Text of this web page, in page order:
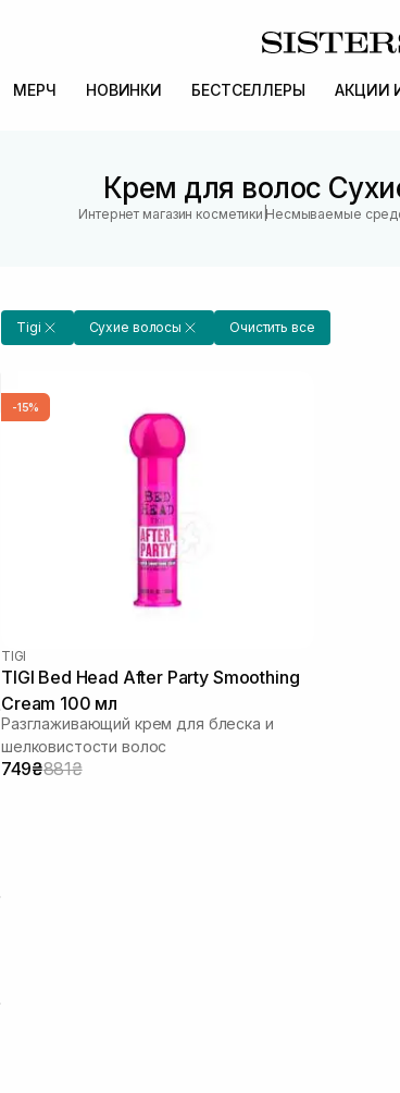
МЕРЧ НОВИНКИ БЕСТСЕЛЛЕРЫ АКЦИИ
Крем для волос
Интернет магазин косметики |Несмываемые
Tigi Сухие волосы Очистить все
-15%
TIGI
TIGI Bed Head After Party Smoothing
Cream 100 мл
Разглаживающий крем для блеска и
шелковистости волос
749₴881₴